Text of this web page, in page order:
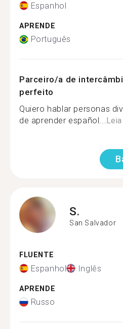
Espanhol
APRENDE
Português
Parceiro/a de
perfeito
Quiero hablar personas
de aprender español...
S.
San Salvador
FLUENTE
Espanhol Inglês
APRENDE
Russo